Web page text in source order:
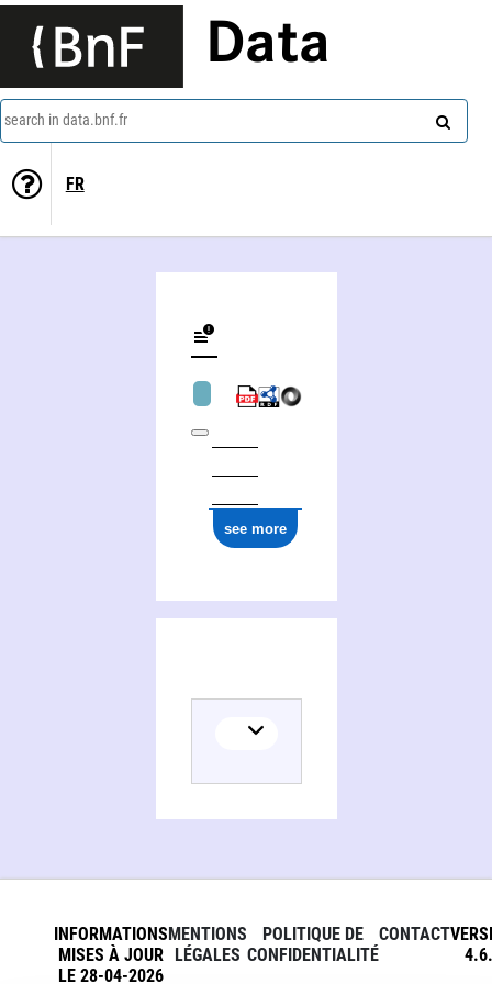
Data
search in data.bnf.fr
FR
see more
INFORMATIONS
MISES À JOUR
LE 28-04-2026
MENTIONS
LÉGALES
POLITIQUE DE
CONFIDENTIALITÉ
CONTACT